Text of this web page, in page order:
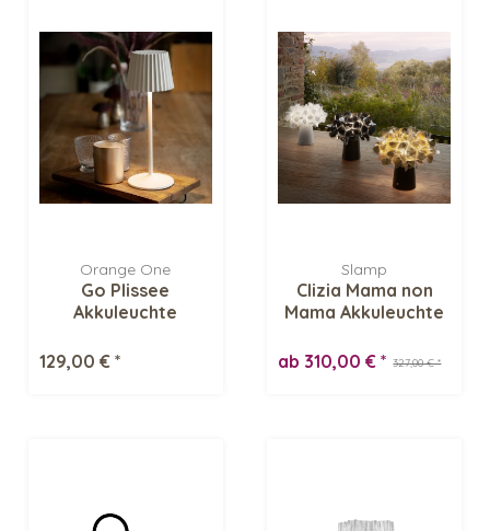
Orange One
Go Plissee
Akkuleuchte
129,00 € *
Slamp
Clizia Mama non
Mama Akkuleuchte
327,00 € *
ab 310,00 € *